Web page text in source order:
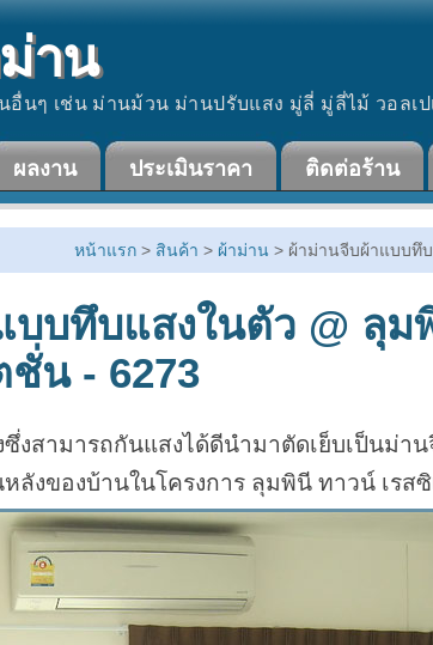
าน
นๆ เช่น ม่านม้วน ม่านปรับแสง มู่ลี่ มู่ลี่ไม้ วอลเ
ผลงาน ประเมินราคา ติดต่อร้าน
หน้าแรก > สินค้า > ผ้าม่าน > ผ้าม่านจีบผ้าแบบทึ
บทึบแสงในตัว @ ลุม
ชั่น - 6273
งสามารถกันแสงได้ดีนำมาตัดเย็บเป็นม่า
ลังของบ้านในโครงการ ลุมพินี ทาวน์ เรส